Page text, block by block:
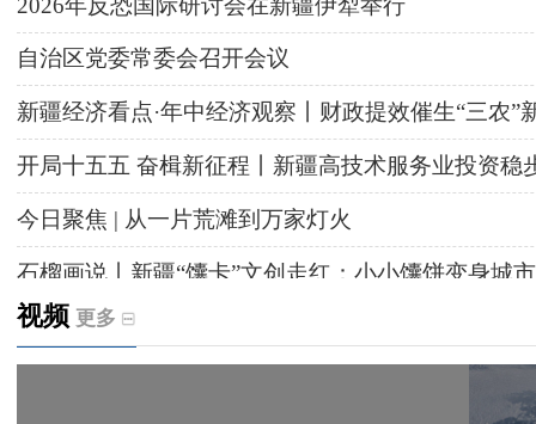
自治区党委常委会召开会议
新疆经济看点·年中经济观察丨财政提效催生“三农”
开局十五五 奋楫新征程丨新疆高技术服务业投资稳
今日聚焦 | 从一片荒滩到万家灯火
石榴画说丨新疆“馕卡”文创走红：小小馕饼变身城
天山观察丨暑期AI研学热，孩子们究竟学到什么
视频 更多